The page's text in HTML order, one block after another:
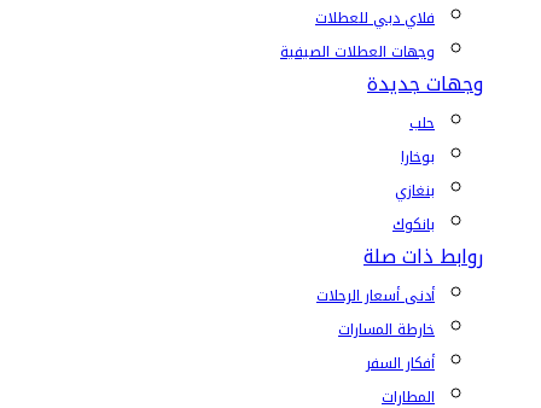
فلاي دبي للعطلات
وجهات العطلات الصيفية
وجهات جديدة
حلب
بوخارا
بنغازي
بانكوك
روابط ذات صلة
أدنى أسعار الرحلات
خارطة المسارات
أفكار السفر
المطارات